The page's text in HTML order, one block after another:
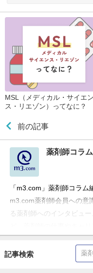
MSL（メディカル・サイエン
ス・リエゾン）ってなに？
前の記事
薬剤師コラ
「m3.com」薬剤師コラム
m3.com薬剤師会員への意
る薬剤師へのインタビュ
ど、薬剤師の仕事やキャ
記事検索